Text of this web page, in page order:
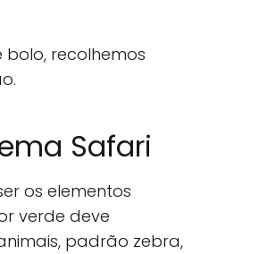
bolo, recolhemos
Safari
os elementos
verde deve
padrão zebra,